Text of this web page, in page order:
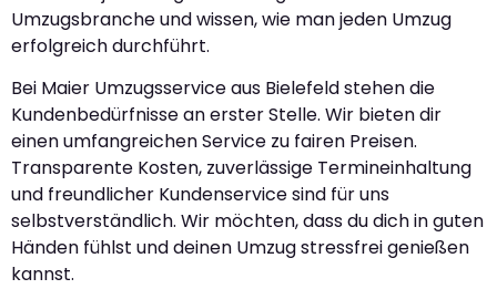
Umzugsbranche und wissen, wie man jeden Umzug
erfolgreich durchführt.
Bei Maier Umzugsservice aus Bielefeld stehen die
Kundenbedürfnisse an erster Stelle. Wir bieten dir
einen umfangreichen Service zu fairen Preisen.
Transparente Kosten, zuverlässige Termineinhaltung
und freundlicher Kundenservice sind für uns
selbstverständlich. Wir möchten, dass du dich in guten
Händen fühlst und deinen Umzug stressfrei genießen
kannst.